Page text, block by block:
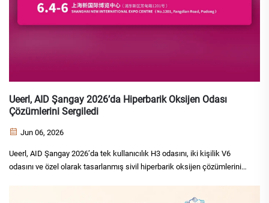
Ueerl, AID Şangay 2026’da Hiperbarik Oksijen Odası
Çözümlerini Sergiledi
Jun 06, 2026
Ueerl, AID Şangay 2026’da tek kullanıcılık H3 odasını, iki kişilik V6
odasını ve özel olarak tasarlanmış sivil hiperbarik oksijen çözümlerini